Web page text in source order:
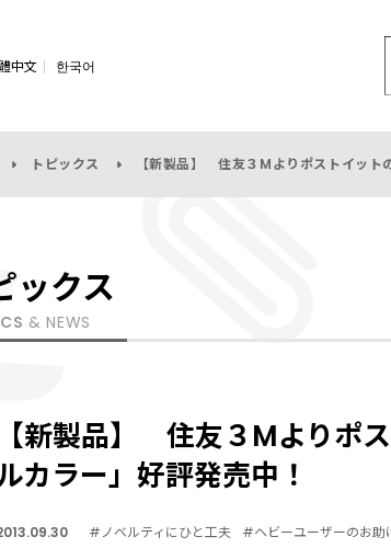
中文 한국어
トピックス 【新製品】 住友３Mよりポストイット
ックス
& NEWS
【新製品】 住友３Mよりポ
カラー」好評発売中！
#ノベルティにひと工夫 #ヘビーユーザーのお助